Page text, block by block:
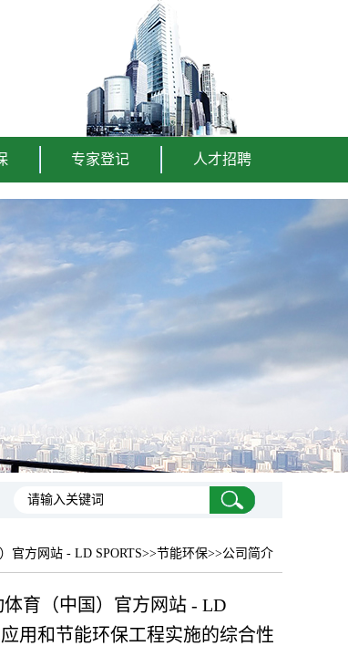
专家登记 人才招聘
官方网站 - LD SPORTS>>节能环保>>公司简介
育（中国）官方网站 - LD
用和节能环保工程实施的综合性